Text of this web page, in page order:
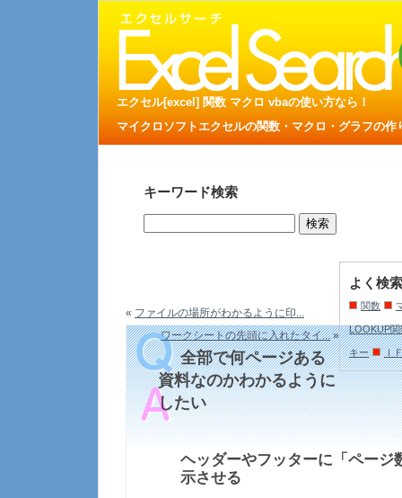
エクセル[excel] 関数 マクロ vbaの使い方なら！
マイクロソフトエクセルの関数・マクロ・グラフの
キーワード検索
よく検
関数
LOOKUP関
キー Ｉ
« ファイルの場所がわかるように印...
ワークシートの先頭に入れたタイ...»
全部で何ページある
資料なのかわかるように
したい
ヘッダーやフッターに「ページ
示させる